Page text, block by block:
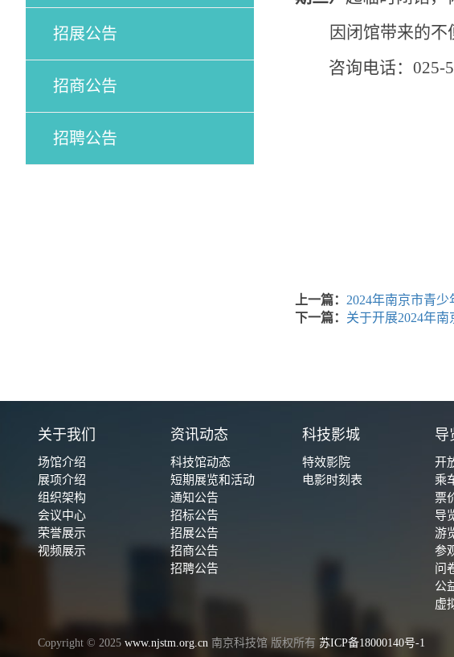
招展公告
招商公告
招聘公告
因闭馆带来的不
咨询电话： 025-
上一篇： 2024年南京市青
下一篇： 关于开展2024年
关于我们
场馆介绍
展项介绍
组织架构
会议中心
荣誉展示
视频展示
资讯动态
科技馆动态
短期展览和活动
通知公告
招标公告
招展公告
招商公告
招聘公告
科技影城
特效影院
电影时刻表
导
开
乘
票
导
游
参
问
公
虚
Copyright © 2025 www.njstm.org.cn 南京科技馆 版权所有 苏ICP备18000140号-1